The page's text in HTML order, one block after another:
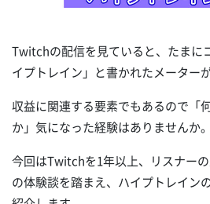
Twitchの配信を見ていると、たまに
イプトレイン」と書かれたメーター
収益に関連する要素でもあるので「
か」気になった経験はありませんか。
今回はTwitchを1年以上、リスナー
の体験談を踏まえ、ハイプトレイン